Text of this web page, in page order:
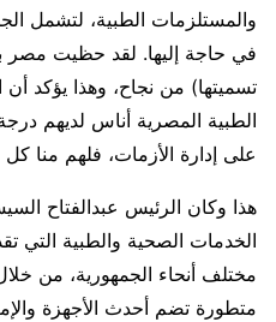
والمستلزمات الطبية، لتشمل
في حاجة إليها. لقد حظيت
تسميتها) من نجاح، وهذا يؤكد
الطبية المصرية أناس لديهم
على إدارة الأزمات، فلهم منا
هذا وكان الرئيس عبدالفتاح
الخدمات الصحية والطبية التي
مختلف أنحاء الجمهورية، من
متطورة تضم أحدث الأجهزة